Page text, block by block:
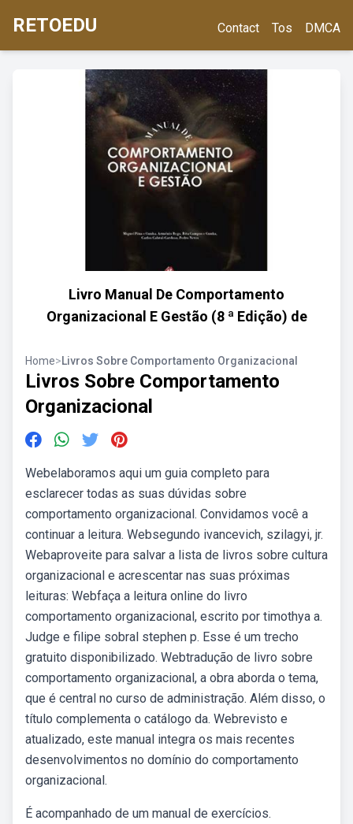
RETOEDU Contact Tos DMCA
Livro Manual De Comportamento
Organizacional E Gestão (8 ª Edição) de
Home>Livros Sobre Comportamento Organizacional
Livros Sobre Comportamento
Organizacional
Webelaboramos aqui um guia completo para
esclarecer todas as suas dúvidas sobre
comportamento organizacional. Convidamos você a
continuar a leitura. Websegundo ivancevich, szilagyi, jr.
Webaproveite para salvar a lista de livros sobre cultura
organizacional e acrescentar nas suas próximas
leituras: Webfaça a leitura online do livro
comportamento organizacional, escrito por timothya a.
Judge e filipe sobral stephen p. Esse é um trecho
gratuito disponibilizado. Webtradução de livro sobre
comportamento organizacional, a obra aborda o tema,
que é central no curso de administração. Além disso, o
título complementa o catálogo da. Webrevisto e
atualizado, este manual integra os mais recentes
desenvolvimentos no domínio do comportamento
organizacional.
É acompanhado de um manual de exercícios.